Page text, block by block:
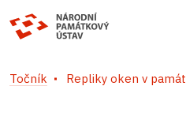
Točník Repliky oken v